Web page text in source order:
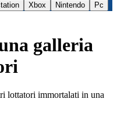
Xbox Nintendo Pc
galleria
lottatori immortalati in una